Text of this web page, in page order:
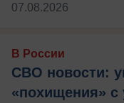
07.08.2026
В России
СВО новости:
«похищения» с